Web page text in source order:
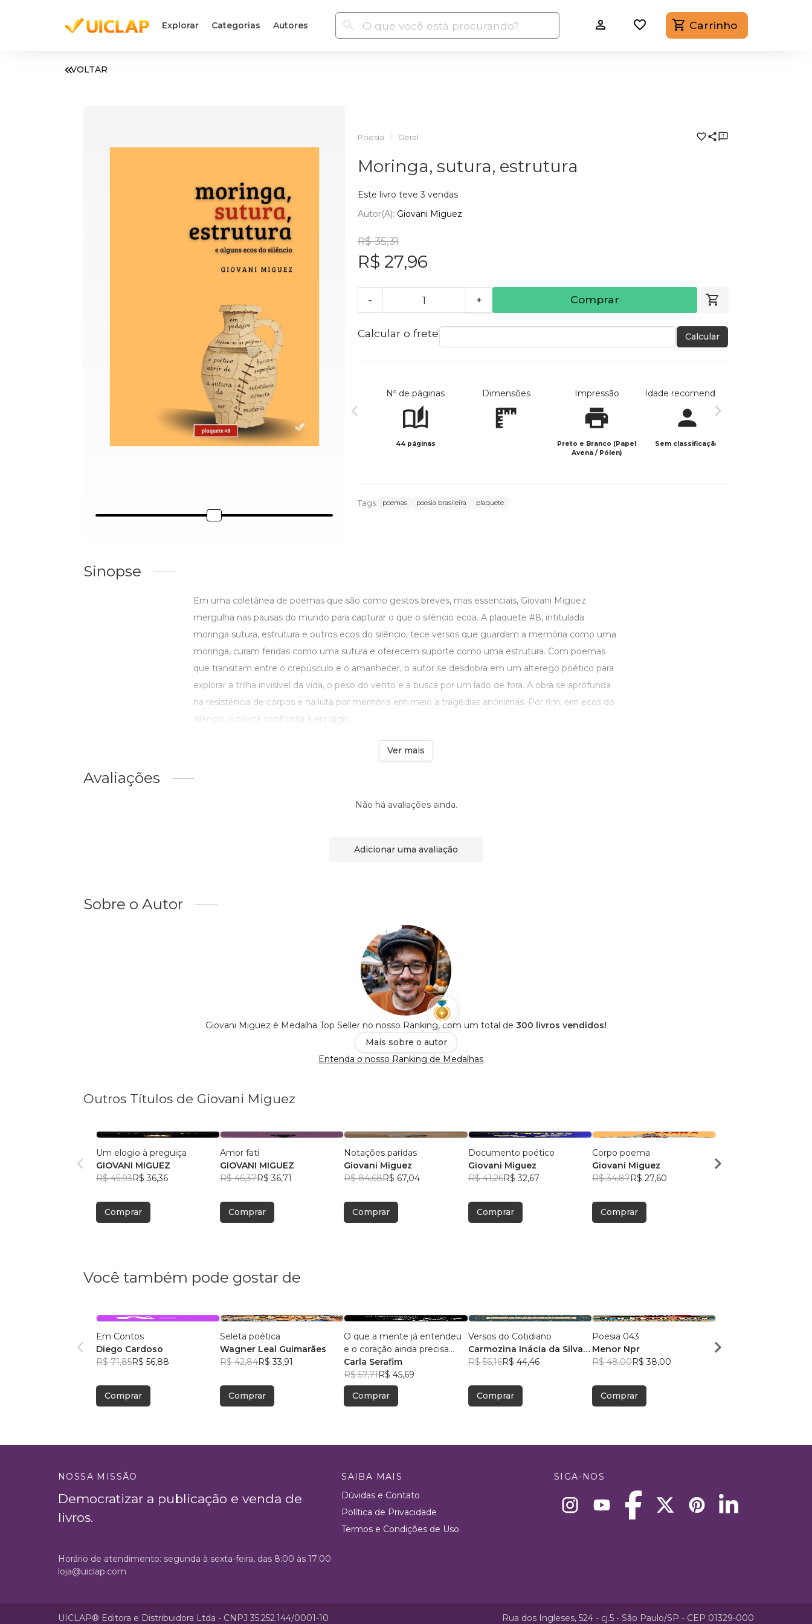
Explorar Categorias Autores Carrinho
VOLTAR
Poesia Geral
Moringa, sutura, estrutura
Este livro teve 3 vendas
Autor(a): Giovani Miguez
R$ 35,31
R$ 27,96
- + Comprar
Calcular o frete Calcular
Nº de páginas
44 páginas
Dimensões Impressão
Preto e Branco (Papel
Avena / Pólen)
Idade recomendada
Sem classificação
Tags: poemas poesia brasileira plaquete
Sinopse
Em uma coletânea de poemas que são como gestos breves, mas essenciais, Giovani Miguez
mergulha nas pausas do mundo para capturar o que o silêncio ecoa. A plaquete #8, intitulada
moringa sutura, estrutura e outros ecos do silêncio, tece versos que guardam a memória como uma
moringa, curam feridas como uma sutura e oferecem suporte como uma estrutura. Com poemas
que transitam entre o crepúsculo e o amanhecer, o autor se desdobra em um alterego poético para
explorar a trilha invisível da vida, o peso do vento e a busca por um lado de fora. A obra se aprofunda
na resistência de corpos e na luta por memória em meio a tragédias anônimas. Por fim, em ecos do
silêncio, o poeta confronta a era digit ...
Ver mais
Avaliações
Não há avaliações ainda.
Adicionar uma avaliação
Sobre o Autor
Giovani Miguez é Medalha Top Seller no nosso Ranking, com um total de 300 livros vendidos!
Mais sobre o autor
Entenda o nosso Ranking de Medalhas
Outros Títulos de Giovani Miguez
Um elogio à preguiça
GIOVANI MIGUEZ
R$ 45,93R$ 36,36
Comprar
Amor fati
GIOVANI MIGUEZ
R$ 46,37R$ 36,71
Comprar
Notações paridas
Giovani Miguez
R$ 84,68R$ 67,04
Comprar
Documento poético
Giovani Miguez
R$ 41,26R$ 32,67
Comprar
Corpo poema
Giovani Miguez
R$ 34,87R$ 27,60
Comprar
Giovani Miguez
Você também pode gostar de
Em Contos
Diego Cardoso
R$ 71,85R$ 56,88
Comprar
Seleta poética
Wagner Leal Guimarães
R$ 42,84R$ 33,91
Comprar
O que a mente já entendeu
e o coração ainda precisa
aceitar
Carla Serafim
R$ 57,71R$ 45,69
Comprar
Versos do Cotidiano
Carmozina Inácia da Silva
Rodrigues
R$ 56,16R$ 44,46
Comprar
Poesia 043
Menor Npr
R$ 48,00R$ 38,00
Comprar
Victor Sousa Silva
NOSSA MISSÃO
Democratizar a publicação e venda de
livros.
SAIBA MAIS
Dúvidas e Contato
Política de Privacidade
Termos e Condições de Uso
SIGA-NOS
Horário de atendimento: segunda à sexta-feira, das 8:00 às 17:00
loja@uiclap.com
UICLAP® Editora e Distribuidora Ltda - CNPJ 35.252.144/0001-10 Rua dos Ingleses, 524 - cj.5 - São Paulo/SP - CEP 01329-000